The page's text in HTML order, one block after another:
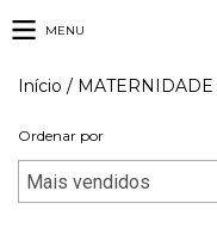
MENU
Início / MATERNIDADE
Ordenar por